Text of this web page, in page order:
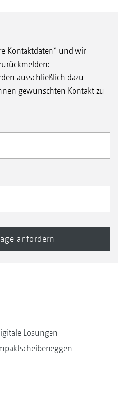
Kontaktdaten* und wir
ausschließlich dazu
gewünschten Kontakt zu
Lösungen